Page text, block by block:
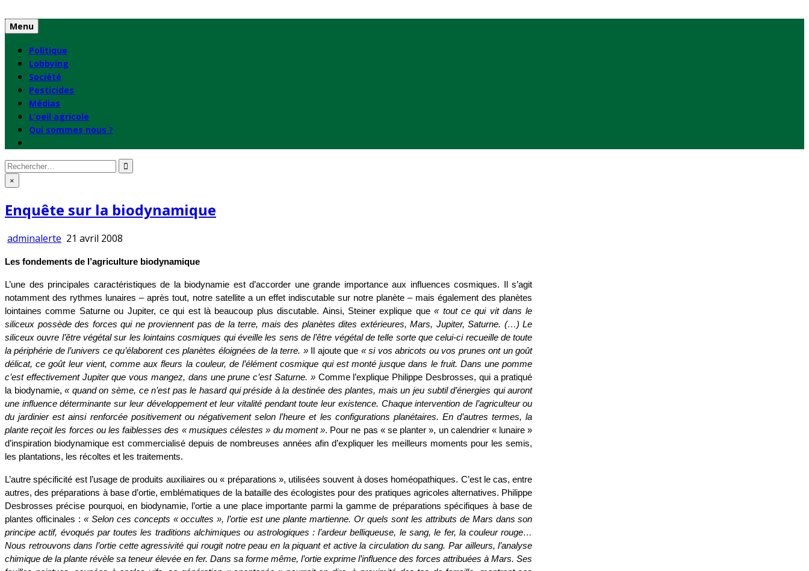
to
content
Menu
Politique
Lobbying
Société
Pesticides
Médias
L’oeil agricole
Qui sommes nous ?
Rechercher
: ×
Enquête sur la biodynamique
adminalerte 21 avril 2008
Les fondements de l’agriculture biodynamique
L’une des principales caractéristiques de la biodynamie est d’accorder une grande importance aux influences cosmiques. Il s’agit
notamment des rythmes lunaires – après tout, notre satellite a un effet indiscutable sur notre planète – mais également des planètes
lointaines comme Saturne ou Jupiter, ce qui est là beaucoup plus discutable. Ainsi, Steiner explique que« tout ce qui vit dans le
siliceux possède des forces qui ne proviennent pas de la terre, mais des planètes dites extérieures, Mars, Jupiter, Saturne. (…) Le
siliceux ouvre l’être végétal sur les lointains cosmiques qui éveille les sens de l’être végétal de telle sorte que celui-ci recueille de toute
la périphérie de l’univers ce qu’élaborent ces planètes éloignées de la terre. » Il ajoute que « si vos abricots ou vos prunes ont un goût
délicat, ce goût leur vient, comme aux fleurs la couleur, de l’élément cosmique qui est monté jusque dans le fruit.Dans une pomme
c’est effectivement Jupiter que vous mangez, dans une prune c’est Saturne. »Comme l’explique Philippe Desbrosses, qui a pratiqué
la biodynamie,« quand on sème, ce n’est pas le hasard qui préside à la destinée des plantes, mais un jeu subtil d’énergies qui auront
une influence déterminante sur leur développement et leur vitalité pendant toute leur existence. Chaque intervention de l’agriculteur ou
du jardinier est ainsi renforcée positivement ou négativement selon l’heure et les configurations planétaires. En d’autres termes, la
plante reçoit les forces ou les faiblesses des « musiques célestes » du moment ». Pour ne pas « se planter », un calendrier « lunaire »
d’inspiration biodynamique est commercialisé depuis de nombreuses années afin d’expliquer les meilleurs moments pour les semis,
les plantations, les récoltes et les traitements.
L’autre spécificité est l’usage de produits auxiliaires ou « préparations », utilisées souvent à doses homéopathiques. C’est le cas, entre
autres, des préparations à base d’ortie, emblématiques de la bataille des écologistes pour des pratiques agricoles alternatives. Philippe
Desbrosses précise pourquoi, en biodynamie, l’ortie a une place importante parmi la gamme de préparations spécifiques à base de
plantes officinales : « Selon ces concepts « occultes », l’ortie est une plante martienne. Or quels sont les attributs de Mars dans son
principe actif, évoqués par toutes les traditions alchimiques ou astrologiques : l’ardeur belliqueuse, le sang, le fer, la couleur rouge…
Nous retrouvons dans l’ortie cette agressivité qui rougit notre peau en la piquant et active la circulation du sang. Par ailleurs, l’analyse
chimique de la plante révèle sa teneur élevée en fer. Dans sa forme même, l’ortie exprime l’influence des forces attribuées à Mars. Ses